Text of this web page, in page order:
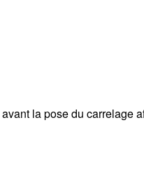
la pose du carrelage